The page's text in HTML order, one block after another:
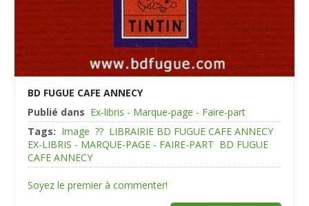
BD FUGUE CAFE ANNECY
Publié dans Ex-libris - Marque-page - Faire-part
Tags: Image ?? LIBRAIRIE BD FUGUE CAFE ANNECY
EX-LIBRIS - MARQUE-PAGE - FAIRE-PART BD FUGUE
CAFE ANNECY
Soyez le premier à commenter!